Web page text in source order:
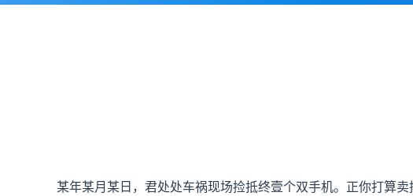
某年某月某日，君处处车祸现场捡抵终壹个双手机。正你打算